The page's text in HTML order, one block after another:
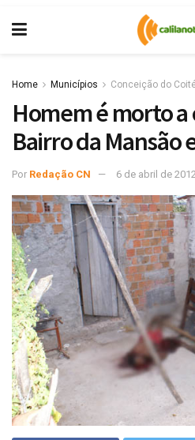
Home Municípios Conceição do
Homem é morto a
Bairro da Mansão
Por Redação CN 6 de abril de 2012